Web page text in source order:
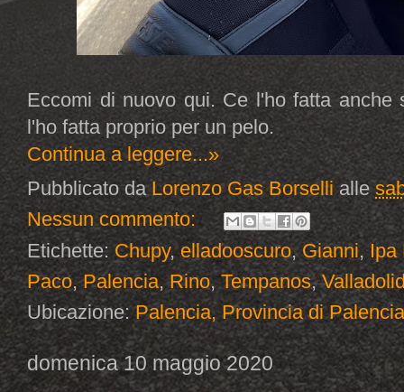
Eccomi di nuovo qui. Ce l'ho fatta anche
l'ho fatta proprio per un pelo.
Continua a leggere...»
Pubblicato daLorenzo Gas Borselli alle
Nessun commento:
Etichette:Chupy,elladooscuro,Gianni,Ipa
Paco,Palencia, Rino,Tempanos,
Ubicazione:Palencia, Provincia di
domenica 10 maggio 2020